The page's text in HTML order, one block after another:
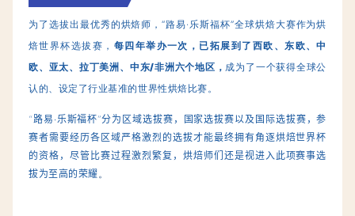
为了选拔出最优秀的烘焙师，“路易·乐斯福杯”全球烘焙大赛作为烘
焙世界杯选拔赛， 每四年举办一次，已拓展到了西欧、东欧、中
欧、亚太、拉丁美洲、中东/非洲六个地区， 成为了一个获得全球公
认的、设定了行业基准的世界性烘焙比赛。
“路易·乐斯福杯”分为区域选拔赛，国家选拔赛以及国际选拔赛，参
赛者需要经历各区域严格激烈的选拔才能最终拥有角逐烘焙世界杯
的资格，尽管比赛过程激烈繁复，烘焙师们还是视进入此项赛事选
拔为至高的荣耀 。